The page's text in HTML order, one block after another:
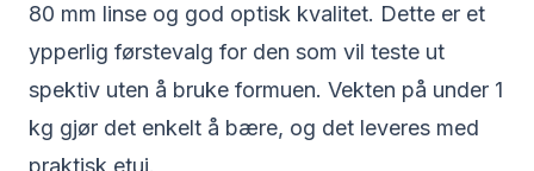
80 mm linse og god optisk kvalitet. Dette er et
ypperlig førstevalg for den som vil teste ut
spektiv uten å bruke formuen. Vekten på under 1
kg gjør det enkelt å bære, og det leveres med
praktisk etui.